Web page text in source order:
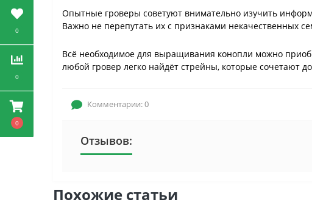
0
0
0
Опытные гроверы советуют внимательно изучить
Важно не перепутать их с признаками некачественных
Всё необходимое для выращивания конопли можно
любой гровер легко найдёт стрейны, которые сочетают
Комментарии: 0
Отзывов:
Похожие статьи